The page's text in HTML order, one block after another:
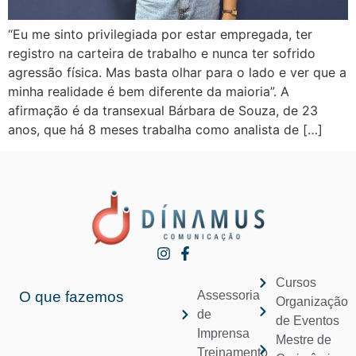
“Eu me sinto privilegiada por estar empregada, ter
registro na carteira de trabalho e nunca ter sofrido
agressão física. Mas basta olhar para o lado e ver que a
minha realidade é bem diferente da maioria”. A
afirmação é da transexual Bárbara de Souza, de 23
anos, que há 8 meses trabalha como analista de […]
O que fazemos
Assessoria
de
Imprensa
Treinamento
Cursos
Organização
de Eventos
Mestre de